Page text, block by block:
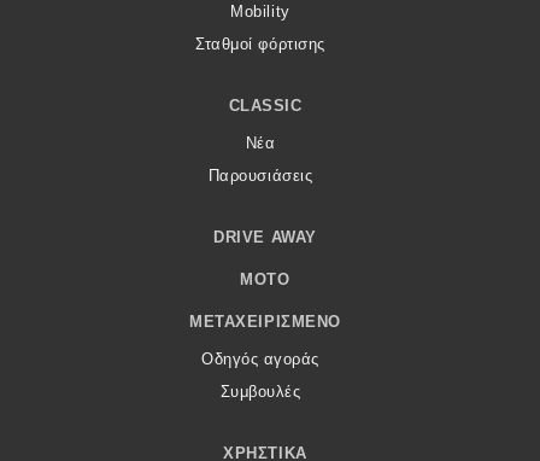
Mobility
Σταθμοί φόρτισης
CLASSIC
Νέα
Παρουσιάσεις
DRIVE AWAY
MOTO
ΜΕΤΑΧΕΙΡΙΣΜΈΝΟ
Οδηγός αγοράς
Συμβουλές
ΧΡΗΣΤΙΚΆ